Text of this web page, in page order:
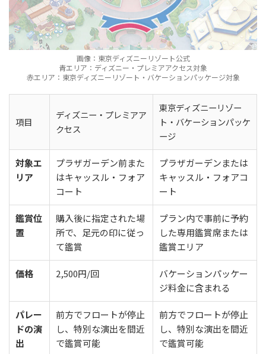
画像：東京ディズニーリゾート公式
青エリア：ディズニー・プレミアアクセス対象
赤エリア：東京ディズニーリゾート・バケーションパッケージ対象
項目
ディズニー・プレミアア
クセス
東京ディズニーリゾー
ト・バケーションパッケ
ージ
対象エ
リア
プラザガーデン前また
はキャッスル・フォア
コート
プラザガーデンまたは
キャッスル・フォアコ
ート
鑑賞位
置
購入後に指定された場
所で、足元の印に従っ
て鑑賞
プラン内で事前に予約
した専用鑑賞席または
鑑賞エリア
価格 2,500円/回
バケーションパッケー
ジ料金に含まれる
パレー
ドの演
出
前方でフロートが停止
し、特別な演出を間近
で鑑賞可能
前方でフロートが停止
し、特別な演出を間近
で鑑賞可能